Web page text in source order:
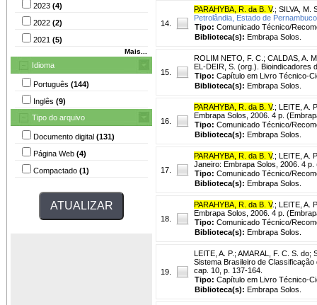
2023 (4)
2022 (2)
2021 (5)
Mais...
Idioma
Português (144)
Inglês (9)
Tipo do arquivo
Documento digital (131)
Página Web (4)
Compactado (1)
14.
PARAHYBA, R. da B. V.; SILVA, M.
Petrolândia, Estado de
Tipo: Comunicado Técnico/
Biblioteca(s): Embrapa Solos.
15.
ROLIM NETO, F. C. ; CALDAS, A.
EL-DEIR, S. (org.). Bioindicadores
Tipo: Capítulo em Livro Técnico-
Biblioteca(s): Embrapa Solos.
16.
PARAHYBA, R. da B. V.; LEITE, A.
Embrapa Solos, 2006. 4 p.
Tipo: Comunicado Técnico/
Biblioteca(s): Embrapa Solos.
17.
PARAHYBA, R. da B. V.; LEITE, A.
Janeiro: Embrapa Solos, 2006. 4
Tipo: Comunicado Técnico/
Biblioteca(s): Embrapa Solos.
18.
PARAHYBA, R. da B. V.; LEITE, A.
Embrapa Solos, 2006. 4 p.
Tipo: Comunicado Técnico/
Biblioteca(s): Embrapa Solos.
19.
LEITE, A. P. ; AMARAL, F. C. S. do;
Sistema Brasileiro de
cap. 10, p. 137-164.
Tipo: Capítulo em Livro Técnico-
Biblioteca(s): Embrapa Solos.